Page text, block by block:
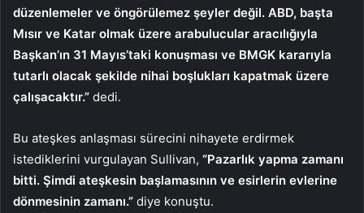
düzenlemeler ve öngörülemez şeyler değil. ABD, başta
Mısır ve Katar olmak üzere arabulucular aracılığıyla
Başkan’ın 31 Mayıs’taki konuşması ve BMGK kararıyla
tutarlı olacak şekilde nihai boşlukları kapatmak üzere
çalışacaktır.” dedi.
Bu ateşkes anlaşması sürecini nihayete erdirmek
istediklerini vurgulayan Sullivan, “Pazarlık yapma zamanı
bitti. Şimdi ateşkesin başlamasının ve esirlerin evlerine
dönmesinin zamanı.” diye konuştu.